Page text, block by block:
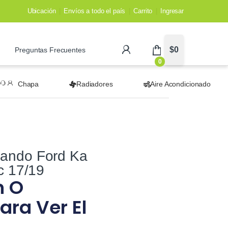
Ubicación Envíos a todo el país Carrito Ingresar
Preguntas Frecuentes
0
$0
Chapa Radiadores Aire Acondicionado
Ford Ka
17/19
O
Ver El